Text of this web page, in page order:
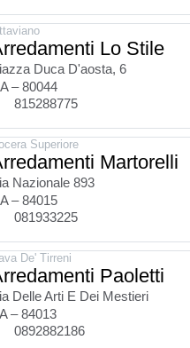
Lo Stile
Duca D'aosta, 6
– 80044
815288775
Superiore
Martorelli
Nazionale 893
– 84015
081933225
De' Tirreni
Paoletti
Delle Arti E Dei Mestieri
– 84013
0892882186